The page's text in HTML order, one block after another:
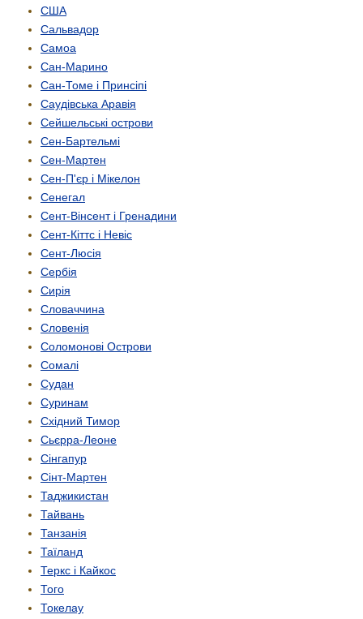
США
Сальвадор
Самоа
Сан-Марино
Сан-Томе і Принсіпі
Саудівська Аравія
Сейшельські острови
Сен-Бартельмі
Сен-Мартен
Сен-П'єр і Мікелон
Сенегал
Сент-Вінсент і Гренадини
Сент-Кіттс і Невіс
Сент-Люсія
Сербія
Сирія
Словаччина
Словенія
Соломонові Острови
Сомалі
Судан
Суринам
Східний Тимор
Сьєрра-Леоне
Сінгапур
Сінт-Мартен
Таджикистан
Тайвань
Танзанія
Таїланд
Теркс і Кайкос
Того
Токелау